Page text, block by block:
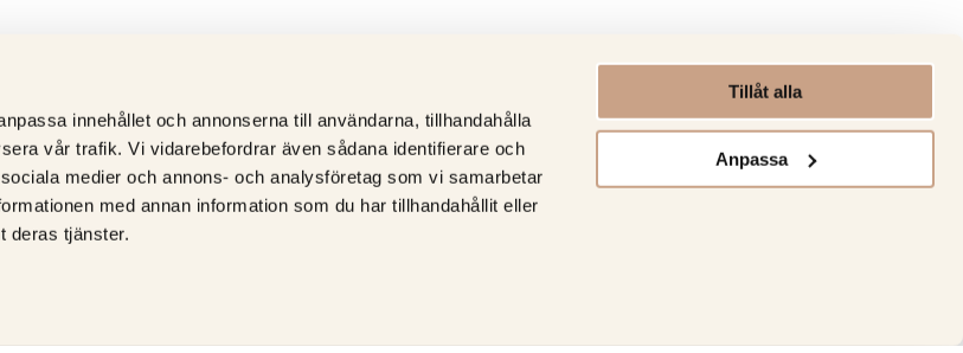
innehållet och annonserna till användarna, tillhandahålla
vår trafik. Vi vidarebefordrar även sådana identifierare och
medier och annons- och analysföretag som vi samarbetar
med annan information som du har tillhandahållit eller
deras tjänster.
Tillåt alla
Anpassa